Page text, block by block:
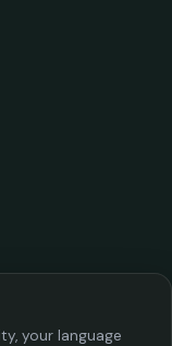
your language